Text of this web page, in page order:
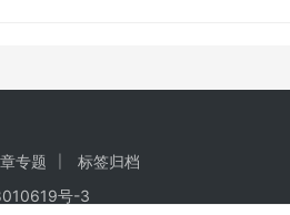
专题
标签归档
号-3